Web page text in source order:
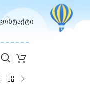
კონტაქტი